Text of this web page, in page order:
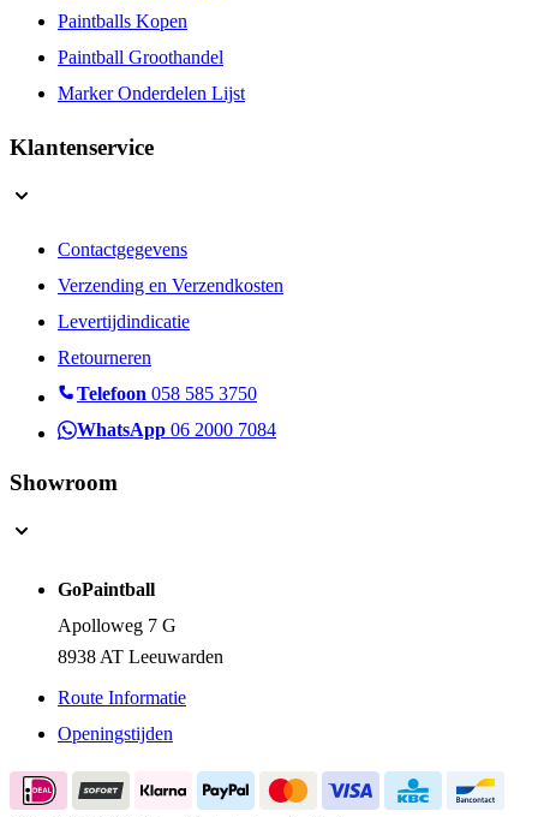
Paintballs Kopen
Paintball Groothandel
Marker Onderdelen Lijst
Klantenservice
Contactgegevens
Verzending en Verzendkosten
Levertijdindicatie
Retourneren
Telefoon 058 585 3750
WhatsApp 06 2000 7084
Showroom
GoPaintball
Apolloweg 7 G
8938 AT Leeuwarden
Route Informatie
Openingstijden